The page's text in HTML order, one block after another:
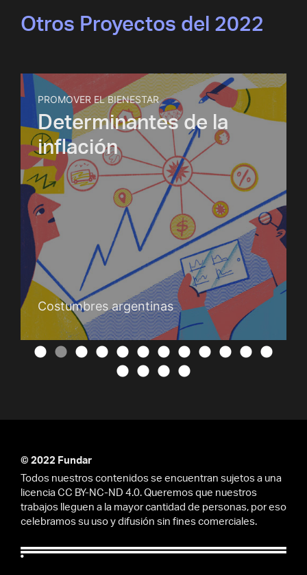
Otros Proyectos del 2022
PROMOVER EL BIENESTAR
Determinantes de la
inflación
Costumbres argentinas
© 2022 Fundar
Todos nuestros contenidos se encuentran sujetos a una
licencia CC BY-NC-ND 4.0. Queremos que nuestros
trabajos lleguen a la mayor cantidad de personas, por eso
celebramos su uso y difusión sin fines comerciales.